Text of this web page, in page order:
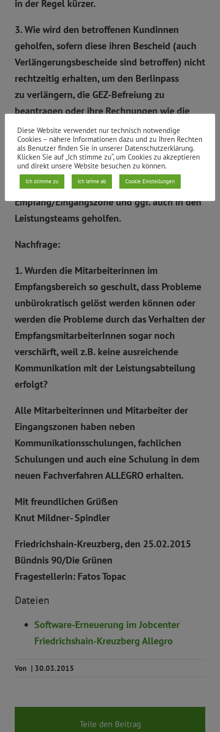
in der Regel kürzer.
3. Wie wird den betroffenen Kundinnen
geholfen, sofern diese ihren Bescheid (auch
Verlängerungsbescheide sind betroffen) nicht
rechtzeitig erhalten, um den Berlinpass
zu verlängern, die GEZ-Befreiung zu
beantragen oder ihre Rechnungen wie die
Miete zu bezahlen?
Wie schon in der Vergangenheit wird
Kundinnen und Kunden in problematischen
Fällen unbürokratisch am
Empfang/Eingangszone und ggf. auch in den
Leistungsteams geholfen.
Nachfrage:
1. Wurden die Mitarbeiterinnen im
Empfangsbereich so geschult, dass Probleme
unbürokratisch gelöst werden können oder
werden die Probleme durch das Verhalten der
EmpfangsmitarbeiterInnen sogar noch
verschärft, weil z.B. keine ausreichende
Kommunikation mit der Leistungsabteilung
erfolgt?
Alle Mitarbeiterinnen und Mitarbeiter der
Eingangszonen haben neben
Kommunikationsschulungen, fachlichen
Schulungen und auch eine Schulung in dem
neuen Fachverfahren ALLEGRO erhalten.
Mit freundlichen Grüßen
Knut Mildner- Spindler
Friedrichshain-Kreuzberg, den 25.02.2015
Bündnis 90/Die Grünen
Fragestellerin: Fatos Topac
Dateien
Software-Erneuerung im Jobcenter
Friedrichshain-Kreuzberg Allegro
Von | 30.03.2015
Teile den Beitrag
Diese Website verwendet nur technisch notwendige
Cookies – nähere Informationen dazu und zu Ihren Rechten
als Benutzer finden Sie in unserer Datenschutzerklärung.
Klicken Sie auf „Ich stimme zu“, um Cookies zu akzeptieren
und direkt unsere Website besuchen zu können.
Ich stimme zu Ich lehne ab Cookie Einstellungen